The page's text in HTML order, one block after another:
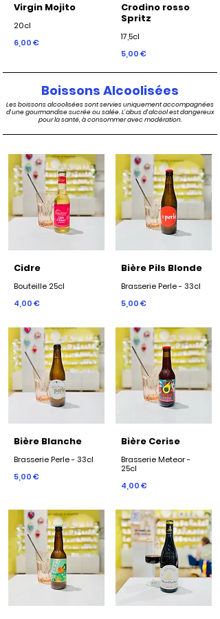
Virgin Mojito
20cl
6,00 €
Crodino rosso
Spritz
17,5cl
5,00 €
Boissons Alcoolisées
Les boissons alcoolisées sont servies uniquement accompagnées
d'une gourmandise sucrée ou salée. L'abus d'alcool est dangereux
pour la santé, à consommer avec modération.
Cidre
Bouteille 25cl
4,00 €
Bière Pils Blonde
Brasserie Perle - 33cl
5,00 €
Bière Blanche
Brasserie Perle - 33cl
5,00 €
Bière Cerise
Brasserie Meteor -
25cl
4,00 €